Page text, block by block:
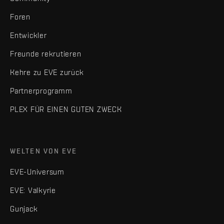
Foren
Entwickler
Freunde rekrutieren
Kehre zu EVE zurück
Partnerprogramm
PLEX FÜR EINEN GUTEN ZWECK
WELTEN VON EVE
EVE-Universum
EVE: Valkyrie
Gunjack